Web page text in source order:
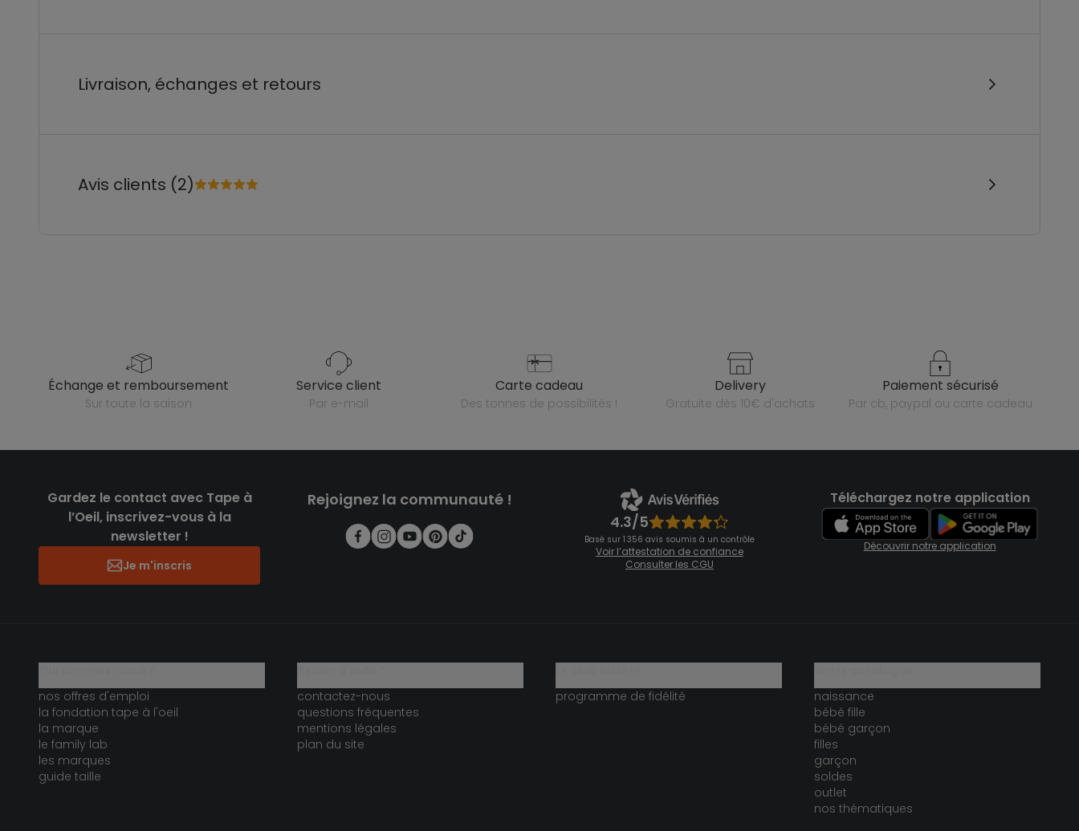
Livraison, échanges et retours
Avis clients (2)
échange et remboursement
sur toute la saison
service client
par e-mail
carte cadeau
des tonnes de possibilités !
delivery
gratuite dès 10€ d'achats
paiement sécurisé
par cb, paypal ou carte cadeau
Gardez le contact avec Tape à
l’Oeil, inscrivez-vous à la
newsletter !
Je m'inscris
Rejoignez la communauté !
4.3/5
Basé sur 1 356 avis soumis à un contrôle
Voir l’attestation de confiance
Consulter les CGU
Téléchargez notre application
Découvrir notre application
nos offres d'emploi
la fondation tape à l'oeil
la marque
le family lab
les marques
guide taille
contactez-nous
questions fréquentes
mentions légales
plan du site
programme de fidélité
naissance
bébé fille
bébé garçon
filles
garçon
soldes
outlet
nos thématiques